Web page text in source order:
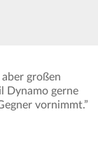
großen
Dynamo gerne
vornimmt.”